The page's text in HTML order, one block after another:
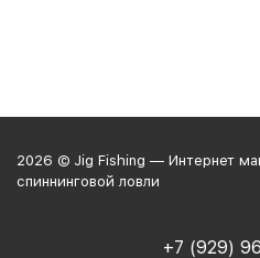
2026 © Jig Fishing — Интернет
спиннинговой ловли
+7 (929)